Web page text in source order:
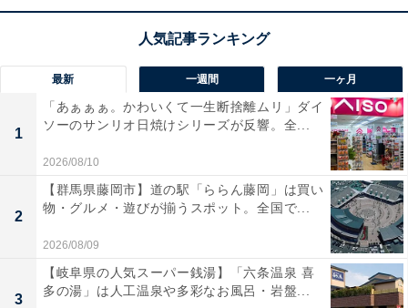
この商品のおすすめポイントは？
42mm高性能ドライバー
により、圧倒的な高音質を実現
したワイヤレスヘッドホン。アダプティブノイズキャン
セリングが周囲の雑音を自動でカットし、いつでも静寂
の中で音楽に没頭できます！
最大60時間の圧倒的なロングバッテリー を誇り、頻繁に
充電する煩わしさから解放されるのも魅力ですね。マル
チポイントやタッチ操作など、日常での使い勝手も抜群
です。
最新 一週間 一ヶ月
1
「あぁぁぁ。かわいくて一生断捨離ムリ」ダイ
ソーのサンリオ日焼けシリーズが反響。全...
2026/08/10
2
【群馬県藤岡市】道の駅「ららん藤岡」は買い
物・グルメ・遊びが揃うスポット。全国で...
2026/08/09
3
【岐阜県の人気スーパー銭湯】「六条温泉 喜
多の湯」は人工温泉や多彩なお風呂・岩盤...